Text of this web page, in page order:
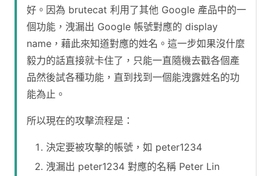
好。因為 brutecat 利用了其他 Google 產品中的一
個功能，洩漏出 Google 帳號對應的 display
name，藉此來知道對應的姓名。這一步如果沒什麼
毅力的話直接就卡住了，只能一直隨機去戳各個產
品然後試各種功能，直到找到一個能洩露姓名的功
能為止。
所以現在的攻擊流程是：
決定要被攻擊的帳號，如 peter1234
洩漏出 peter1234 對應的名稱 Peter Lin